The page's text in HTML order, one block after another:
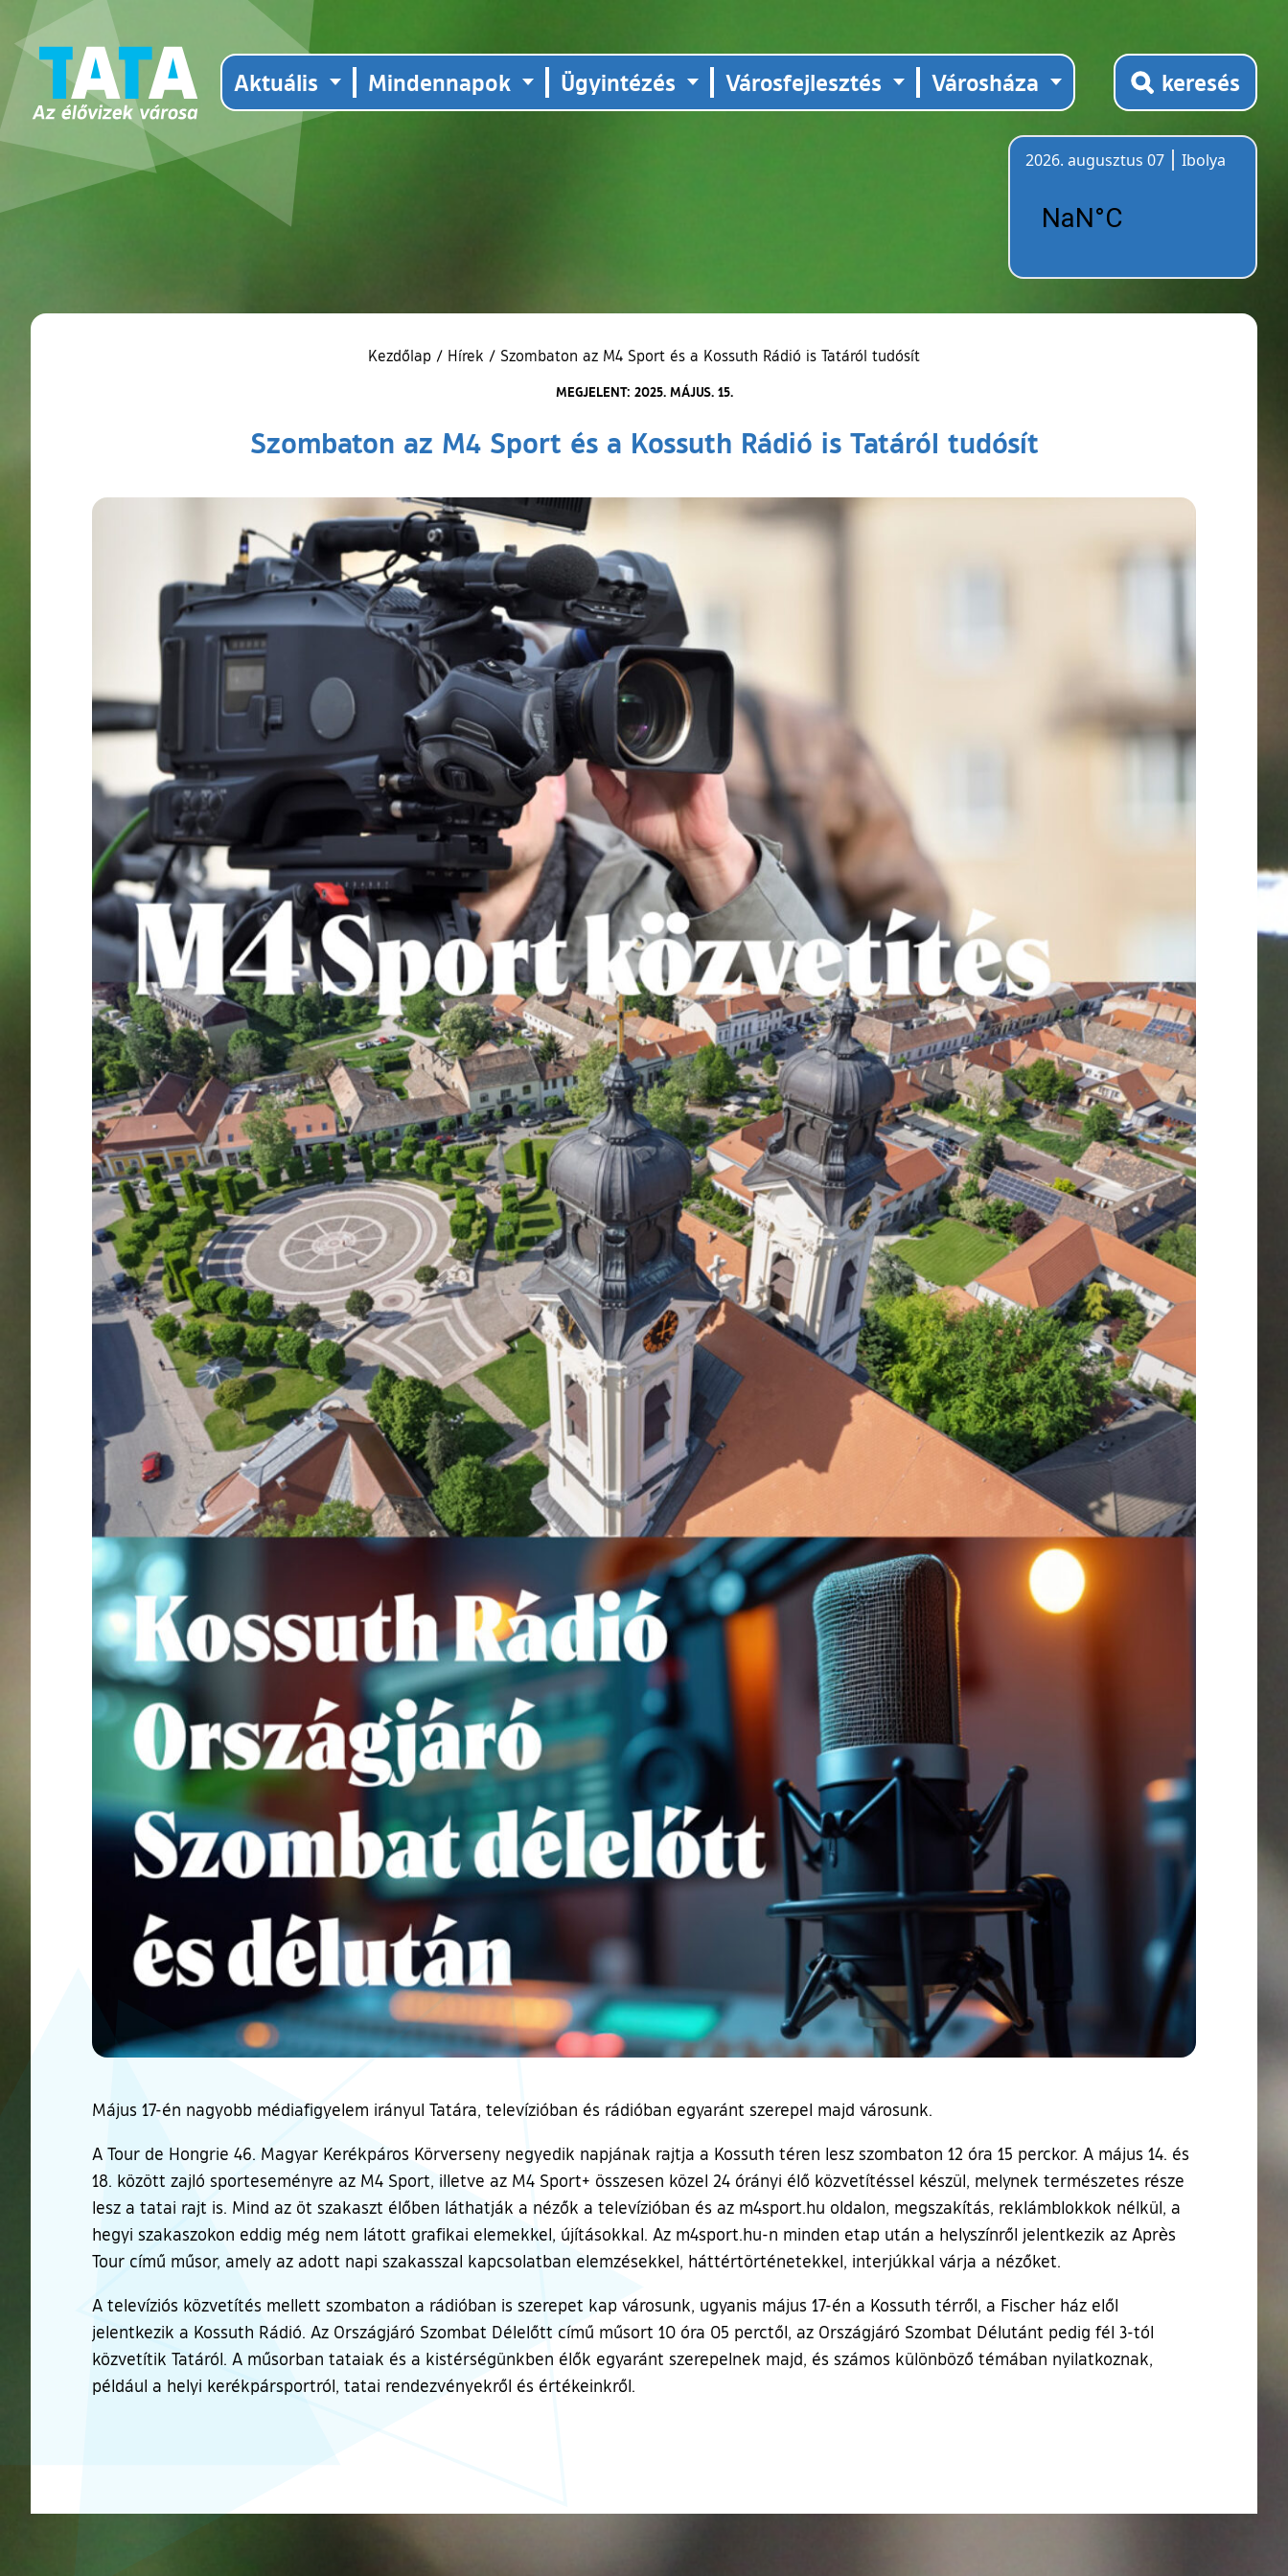
Aktuális Mindennapok Ügyintézés Városfejlesztés Városháza keresés
2026. augusztus 07
Ibolya
Kezdőlap / Hírek / Szombaton az M4 Sport és a Kossuth Rádió is Tatáról tudósít
MEGJELENT: 2025. MÁJUS. 15.
Szombaton az M4 Sport és a Kossuth Rádió is Tatáról tudósít
Május 17-én nagyobb médiafigyelem irányul Tatára, televízióban és rádióban egyaránt szerepel majd városunk.
A Tour de Hongrie 46. Magyar Kerékpáros Körverseny negyedik napjának rajtja a Kossuth téren lesz szombaton 12 óra 15 perckor. A május 14. és
18. között zajló sporteseményre az M4 Sport, illetve az M4 Sport+ összesen közel 24 órányi élő közvetítéssel készül, melynek természetes része
lesz a tatai rajt is. Mind az öt szakaszt élőben láthatják a nézők a televízióban és az m4sport.hu oldalon, megszakítás, reklámblokkok nélkül, a
hegyi szakaszokon eddig még nem látott grafikai elemekkel, újításokkal. Az m4sport.hu-n minden etap után a helyszínről jelentkezik az Après
Tour című műsor, amely az adott napi szakasszal kapcsolatban elemzésekkel, háttértörténetekkel, interjúkkal várja a nézőket.
A televíziós közvetítés mellett szombaton a rádióban is szerepet kap városunk, ugyanis május 17-én a Kossuth térről, a Fischer ház elől
jelentkezik a Kossuth Rádió. Az Országjáró Szombat Délelőtt című műsort 10 óra 05 perctől, az Országjáró Szombat Délutánt pedig fél 3-tól
közvetítik Tatáról. A műsorban tataiak és a kistérségünkben élők egyaránt szerepelnek majd, és számos különböző témában nyilatkoznak,
például a helyi kerékpársportról, tatai rendezvényekről és értékeinkről.